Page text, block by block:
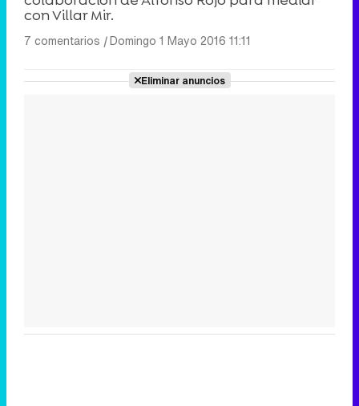
con Villar Mir.
7 comentarios |Domingo 1 Mayo 2016 11:11
Eliminar anuncios